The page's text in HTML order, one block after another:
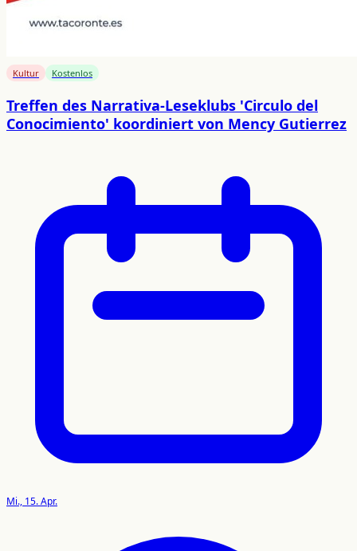
Kultur Kostenlos
Treffen des Narrativa-Leseklubs 'Circulo del
Conocimiento' koordiniert von Mency Gutierrez
Mi., 15. Apr.